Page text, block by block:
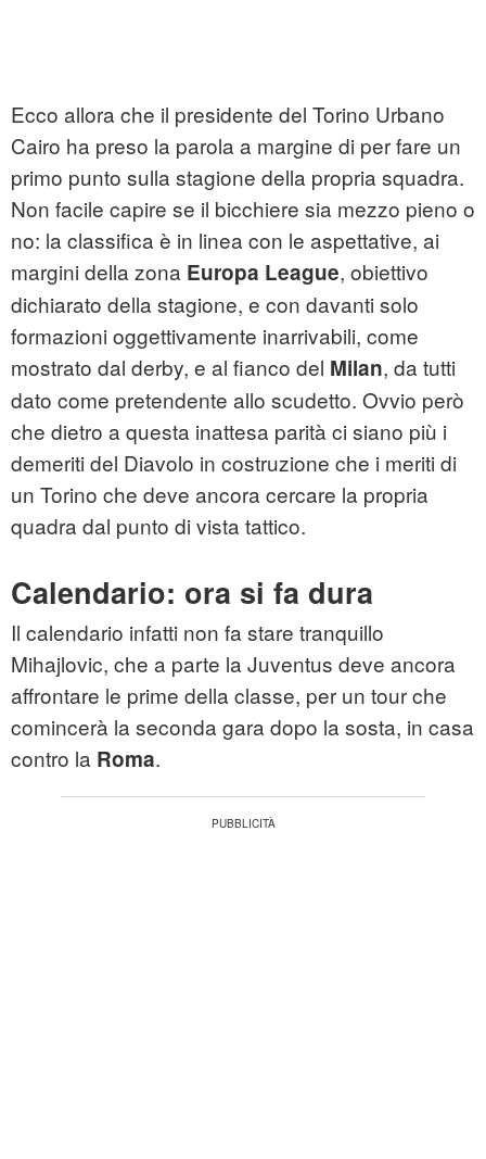
Ecco allora che il presidente del Torino Urbano
Cairo ha preso la parola a margine di per fare un
primo punto sulla stagione della propria squadra.
Non facile capire se il bicchiere sia mezzo pieno o
no: la classifica è in linea con le aspettative, ai
margini della zona Europa League, obiettivo
dichiarato della stagione, e con davanti solo
formazioni oggettivamente inarrivabili, come
mostrato dal derby, e al fianco del Milan, da tutti
dato come pretendente allo scudetto. Ovvio però
che dietro a questa inattesa parità ci siano più i
demeriti del Diavolo in costruzione che i meriti di
un Torino che deve ancora cercare la propria
quadra dal punto di vista tattico.
Calendario: ora si fa dura
Il calendario infatti non fa stare tranquillo
Mihajlovic, che a parte la Juventus deve ancora
affrontare le prime della classe, per un tour che
comincerà la seconda gara dopo la sosta, in casa
contro la Roma.